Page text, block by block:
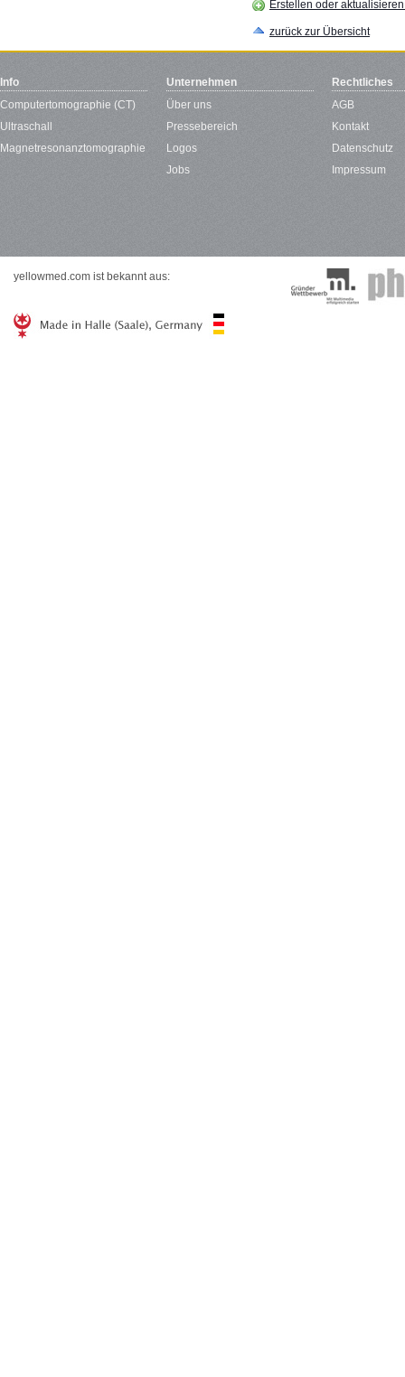
Erstellen oder
zurück zur Übersicht
Info
Computertomographie (CT)
Ultraschall
Magnetresonanztomographie
Unternehmen
Über uns
Pressebereich
Logos
Jobs
Rechtliches
AGB
Kontakt
Datenschutz
Impressum
yellowmed.com ist bekannt aus: